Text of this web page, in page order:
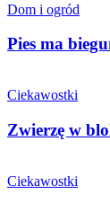
Dom i ogród
Pies ma
Ciekawostki
Zwierzę w
Ciekawostki